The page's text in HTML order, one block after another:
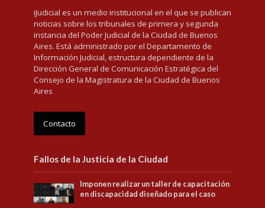
iJudicial es un medio institucional en el que se publican
noticias sobre los tribunales de primera y segunda
instancia del Poder Judicial de la Ciudad de Buenos
Aires. Está administrado por el Departamento de
Información Judicial, estructura dependiente de la
Dirección General de Comunicación Estratégica del
Consejo de la Magistratura de la Ciudad de Buenos
Aires
Contacto
Fallos de la Justicia de la Ciudad
Imponen realizar un taller de capacitación
en discapacidad diseñado para el caso